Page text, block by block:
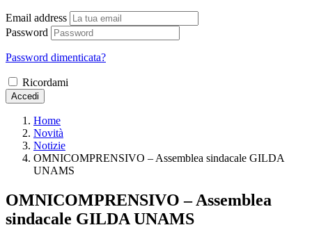
Email address
Password
Password dimenticata?
Ricordami
Accedi
Home
Novità
Notizie
OMNICOMPRENSIVO – Assemblea sindacale GILDA
UNAMS
OMNICOMPRENSIVO – Assemblea
sindacale GILDA UNAMS